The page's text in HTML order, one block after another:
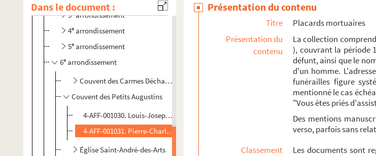
Dans le document :
3earrondissement
4e arrondissement
5e arrondissement
6e arrondissement
Couvent des Carmes Déchaussés
Couvent des Petits Augustins
4-AFF-001030. Louis-Joseph Chanlecy, premier gentilhomme de la chambre du duc
4-AFF-001031. Pierre-Charles de Lambert d'Herbigny, conseiller d'Etat, chevalier
Église Saint-André-des-Arts
Présentation du contenu
Titre
Placards mortuaires
Présentation du
contenu
La collection
), couvrant la période
défunt, ainsi que le
d'un homme.
funérailles figure
mentionné le cas
"Vous êtes priés
Des mentions
verso, parfois sans
Classement
Les documents sont